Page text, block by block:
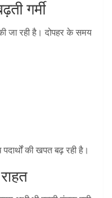
गर्मी
जा रही है। दोपहर के समय
की खपत बढ़ रही है।